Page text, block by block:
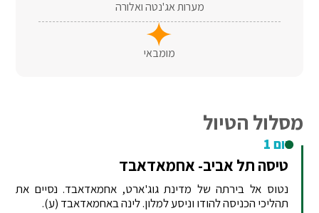
מערות אג'נטה ואלורה
מומבאי
מסלול הטיול
יום 1
טיסה תל אביב- אחמאדאבד
נטוס אל בירתה של מדינת גוג'ארט, אחמאדאבד. נסיים את
תהליכי הכניסה להודו וניסע למלון. לינה באחמאדאבד (ע).